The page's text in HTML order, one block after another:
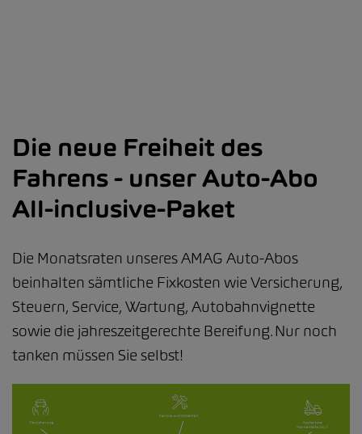
Die neue Freiheit des
Fahrens - unser Auto-Abo
All-inclusive-Paket
Die Monatsraten unseres AMAG Auto-Abos
beinhalten sämtliche Fixkosten wie Versicherung,
Steuern, Service, Wartung, Autobahnvignette
sowie die jahreszeitgerechte Bereifung. Nur noch
tanken müssen Sie selbst!